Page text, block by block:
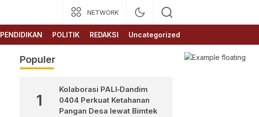
NETWORK
PENDIDIKAN POLITIK REDAKSI Uncategorized
Populer
1
Kolaborasi PALI‑Dandim
0404 Perkuat Ketahanan
Pangan Desa lewat Bimtek